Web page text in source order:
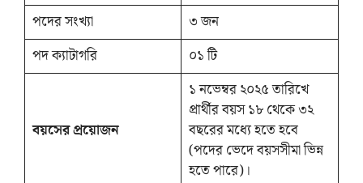
পদের সংখ্যা
৩ জন
পদ ক্যাটাগরি
০১ টি
বয়সের প্রয়োজন
১ নভেম্বর ২০২৫ তারিখে
প্রার্থীর বয়স ১৮ থেকে ৩২
বছরের মধ্যে হতে হবে
(পদের ভেদে বয়সসীমা ভিন্ন
হতে পারে)।